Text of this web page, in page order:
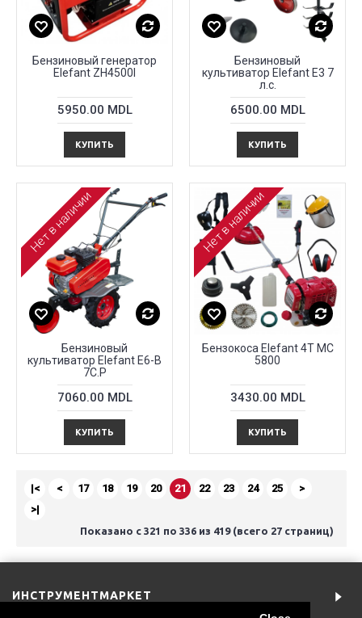
Бензиновый генератор
Elefant ZH4500I
5950.00 MDL
КУПИТЬ
Бензиновый
культиватор Elefant E3 7
л.с.
6500.00 MDL
КУПИТЬ
Нет в наличии
Бензиновый
культиватор Elefant E6-B
7C.P
7060.00 MDL
КУПИТЬ
Нет в наличии
Бензокоса Elefant 4T MC
5800
3430.00 MDL
КУПИТЬ
|< < 17 18 19 20 21 22 23 24 25
>
>|
Показано с 321 по 336 из 419 (всего 27 страниц)
ИНСТРУМЕНТМАРКЕТ